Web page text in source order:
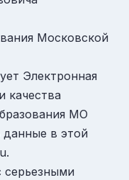
Московской
Электронная
качества
МО
данные в этой
серьезными